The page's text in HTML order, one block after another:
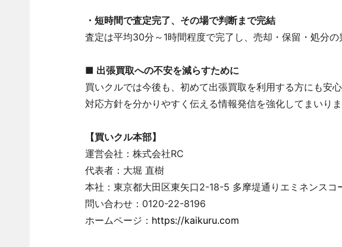
・短時間で査定完了、その場で判断まで完結
査定は平均30分～1時間程度で完了し、売却・保留・処分の
■ 出張買取への不安を減らすために
買いクルでは今後も、初めて出張買取を利用する方にも安
対応方針を分かりやすく伝える情報発信を強化してまいりま
【買いクル本部】
運営会社：株式会社RC
代表者：大堀 直樹
本社：東京都大田区東矢口2-18-5 多摩堤通りエミネンスコ
問い合わせ：0120-22-8196
ホームページ： https://kaikuru.com